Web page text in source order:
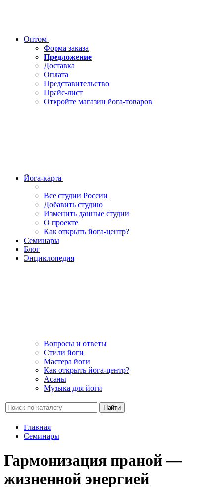
Оптом
Форма заказа
Предложение
Доставка
Оплата
Представительство
Прайс-лист
Откройте магазин йога-товаров
Йога-карта
Все студии России
Добавить студию
Изменить данные студии
О проекте
Как открыть йога-центр?
Семинары
Блог
Энциклопедия
Вопросы и ответы
Стили йоги
Мастера йоги
Как открыть йога-центр?
Асаны
Музыка для йоги
Найти
Главная
Семинары
Гармонизация праной —
жизненной энергией